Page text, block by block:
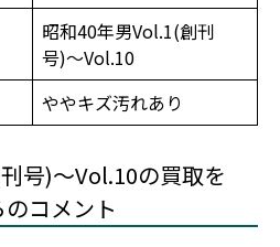
昭和40年男Vol.1(創刊
号)〜Vol.10
ややキズ汚れあり
号)〜Vol.10の買取を
コメント